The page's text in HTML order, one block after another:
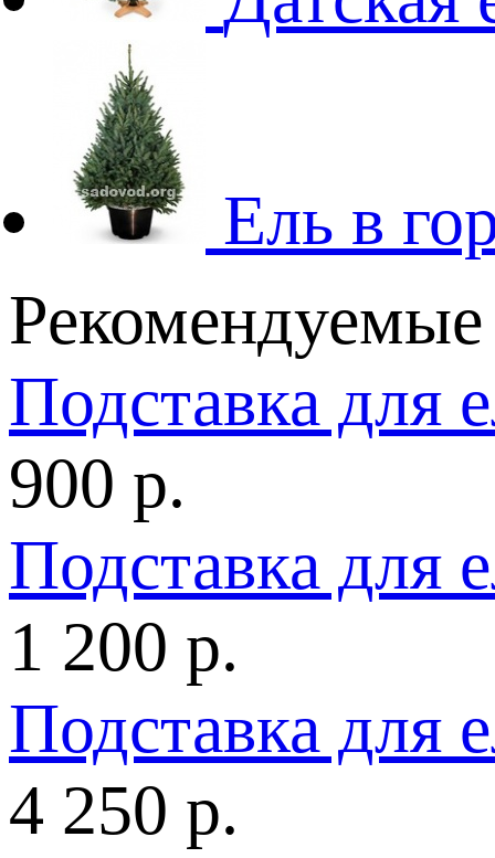
Ель в
Подставка для
900 р.
Подставка для
1 200 р.
Подставка для
4 250 р.